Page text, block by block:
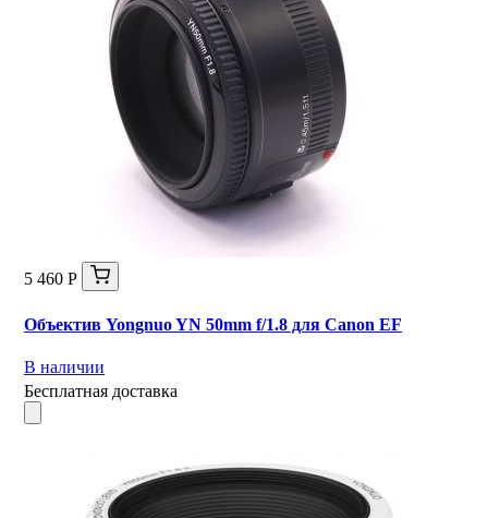
5 460 Р
Объектив Yongnuo YN 50mm f/1.8 для Canon EF
В наличии
Бесплатная доставка